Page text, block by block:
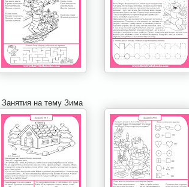
Занятия на тему Зима